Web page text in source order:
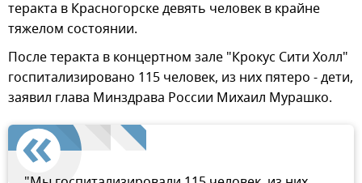
теракта в Красногорске девять человек в крайне
тяжелом состоянии.
После теракта в концертном зале "Крокус Сити Холл"
госпитализировано 115 человек, из них пятеро - дети,
заявил глава Минздрава России Михаил Мурашко.